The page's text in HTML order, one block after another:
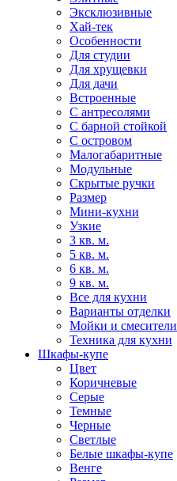
Эксклюзивные
Хай-тек
Особенности
Для студии
Для хрущевки
Для дачи
Встроенные
С антресолями
С барной стойкой
С островом
Малогабаритные
Модульные
Скрытые ручки
Размер
Мини-кухни
Узкие
3 кв. м.
5 кв. м.
6 кв. м.
9 кв. м.
Все для кухни
Варианты отделки
Мойки и смесители
Техника для кухни
Шкафы-купе
Цвет
Коричневые
Серые
Темные
Черные
Светлые
Белые шкафы-купе
Венге